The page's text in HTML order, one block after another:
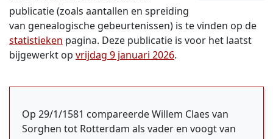
publicatie (zoals aantallen en spreiding
van genealogische gebeurtenissen) is te vinden op de
statistieken pagina. Deze publicatie is voor het laatst
bijgewerkt op vrijdag 9 januari 2026.
Op 29/1/1581 compareerde Willem Claes van
Sorghen tot Rotterdam als vader en voogt van